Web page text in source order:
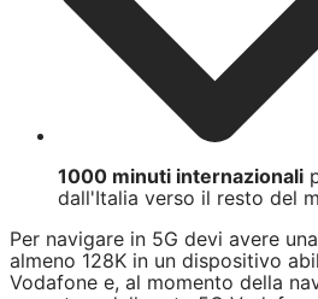
1000 minuti internazionali
dall'Italia verso il resto del
Per navigare in 5G devi avere
almeno 128K in un dispositivo
Vodafone e, al momento della